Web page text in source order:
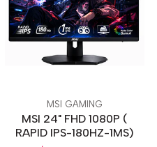
MSI GAMING
MSI 24" FHD 1080P (
RAPID IPS-180HZ-1MS)